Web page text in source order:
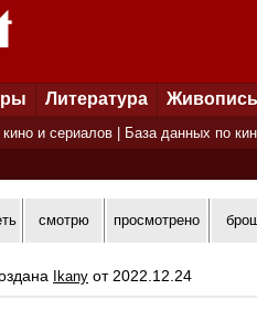
Литература Живопись
кино и сериалов База данных по
смотрю просмотрено
Ikany от 2022.12.24